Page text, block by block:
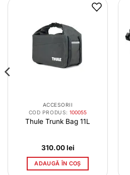
ACCESORII
COD PRODUS:100055
Thule Trunk Bag 11L
310.00lei
ADAUGĂ ÎN COȘ